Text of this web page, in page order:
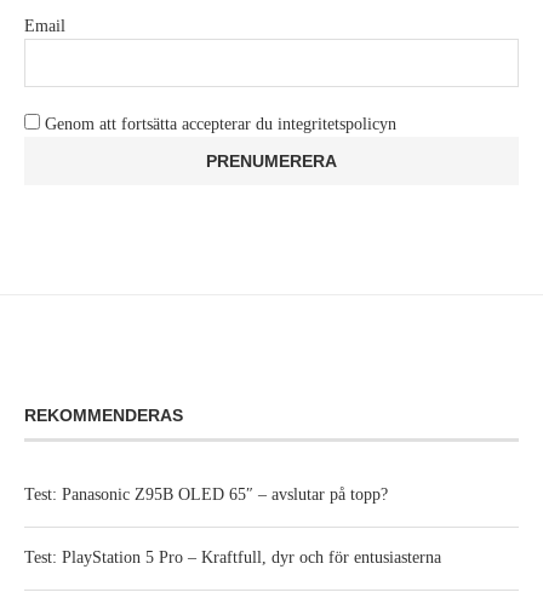
Email
Genom att fortsätta accepterar du integritetspolicyn
REKOMMENDERAS
Test: Panasonic Z95B OLED 65″ – avslutar på topp?
Test: PlayStation 5 Pro – Kraftfull, dyr och för entusiasterna